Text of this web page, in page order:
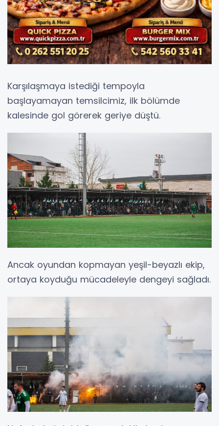
Karşılaşmaya istediği tempoyla
başlayamayan temsilcimiz, ilk bölümde
kalesinde gol görerek geriye düştü.
Ancak oyundan kopmayan yeşil-beyazlı ekip,
ortaya koyduğu mücadeleyle dengeyi sağladı.